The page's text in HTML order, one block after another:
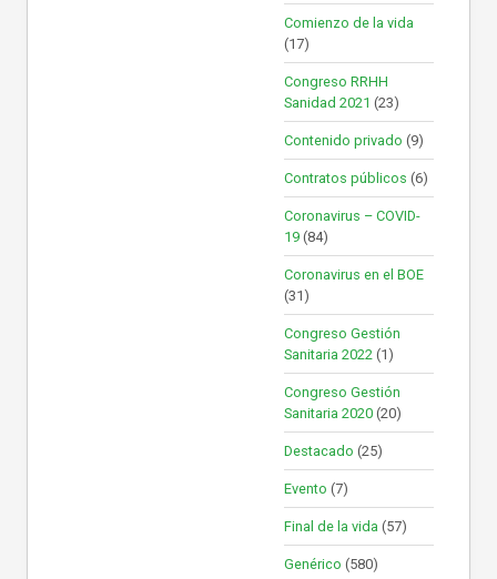
Comienzo de la vida
(17)
Congreso RRHH
Sanidad 2021 (23)
Contenido privado (9)
Contratos públicos (6)
Coronavirus – COVID-
19 (84)
Coronavirus en el BOE
(31)
Congreso Gestión
Sanitaria 2022 (1)
Congreso Gestión
Sanitaria 2020 (20)
Destacado (25)
Evento (7)
Final de la vida (57)
Genérico (580)